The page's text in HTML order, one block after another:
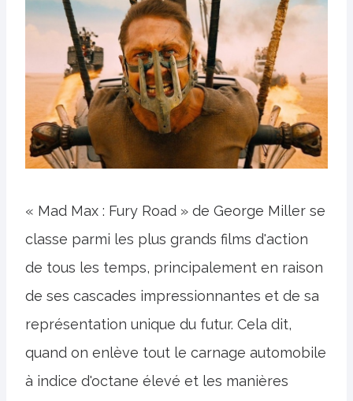
« Mad Max : Fury Road » de George Miller se
classe parmi les plus grands films d'action
de tous les temps, principalement en raison
de ses cascades impressionnantes et de sa
représentation unique du futur. Cela dit,
quand on enlève tout le carnage automobile
à indice d'octane élevé et les manières